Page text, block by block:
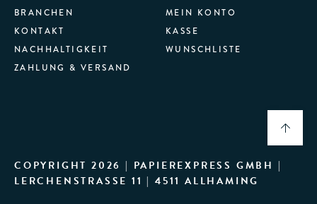
BRANCHEN
KONTAKT
NACHHALTIGKEIT
ZAHLUNG & VERSAND
MEIN KONTO
KASSE
WUNSCHLISTE
COPYRIGHT 2026 | PAPIEREXPRESS GMBH |
LERCHENSTRASSE 11 | 4511 ALLHAMING